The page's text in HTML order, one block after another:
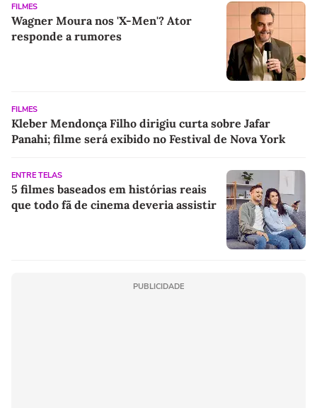
FILMES
Wagner Moura nos 'X-Men'? Ator
responde a rumores
FILMES
Kleber Mendonça Filho dirigiu curta sobre Jafar
Panahi; filme será exibido no Festival de Nova York
ENTRE TELAS
5 filmes baseados em histórias reais
que todo fã de cinema deveria assistir
PUBLICIDADE